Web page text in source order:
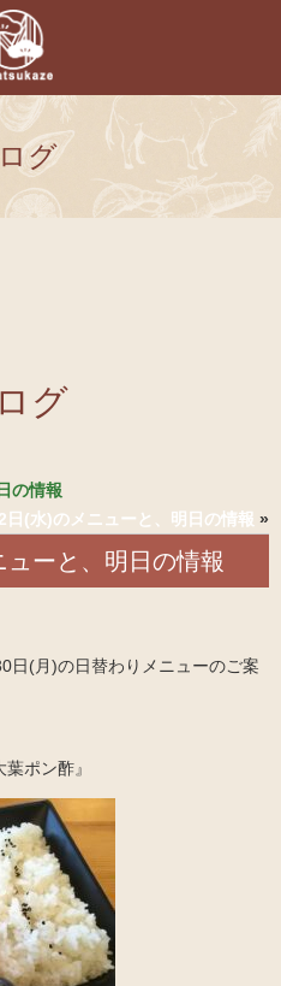
グ
グ
の情報
日(水)のメニューと、明日の情報 »
ューと、明日の情報
日(月)の日替わりメニューのご案
ポン酢』